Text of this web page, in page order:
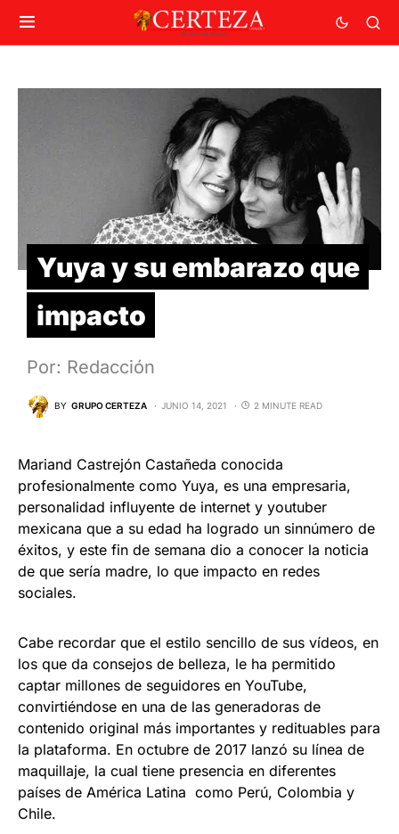
Yuya y su embarazo que
impacto
Por: Redacción
BY GRUPO CERTEZA JUNIO 14, 2021 2 MINUTE READ
Mariand Castrejón Castañeda conocida
profesionalmente como Yuya, es una empresaria,
personalidad influyente de internet y youtuber
mexicana que a su edad ha logrado un sinnúmero de
éxitos, y este fin de semana dio a conocer la noticia
de que sería madre, lo que impacto en redes
sociales. ​
Cabe recordar que el estilo sencillo de sus vídeos, en
los que da consejos de belleza, le ha permitido
captar millones de seguidores en YouTube,
convirtiéndose en una de las generadoras de
contenido original más importantes y redituables para
la plataforma. En octubre de 2017 lanzó su línea de
maquillaje, la cual tiene presencia en diferentes
países de América Latina ​ como Perú,​ Colombia y
Chile.